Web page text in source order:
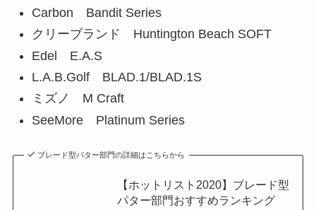
Carbon Bandit Series
クリーブランド Huntington Beach SOFT
Edel E.A.S
L.A.B.Golf BLAD.1/BLAD.1S
ミズノ M Craft
SeeMore Platinum Series
ブレード型パター部門の詳細はこちらから
【ホットリスト2020】ブレード型
パター部門おすすめランキング